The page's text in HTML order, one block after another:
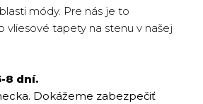
módy. Pre nás je to
tapety na stenu v našej
8 dní.
Dokážeme zabezpečiť